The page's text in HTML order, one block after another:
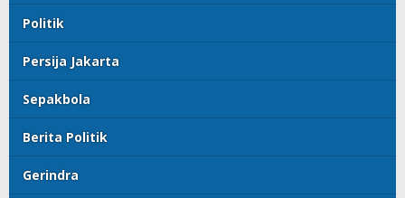
Politik
Persija Jakarta
Sepakbola
Berita Politik
Gerindra